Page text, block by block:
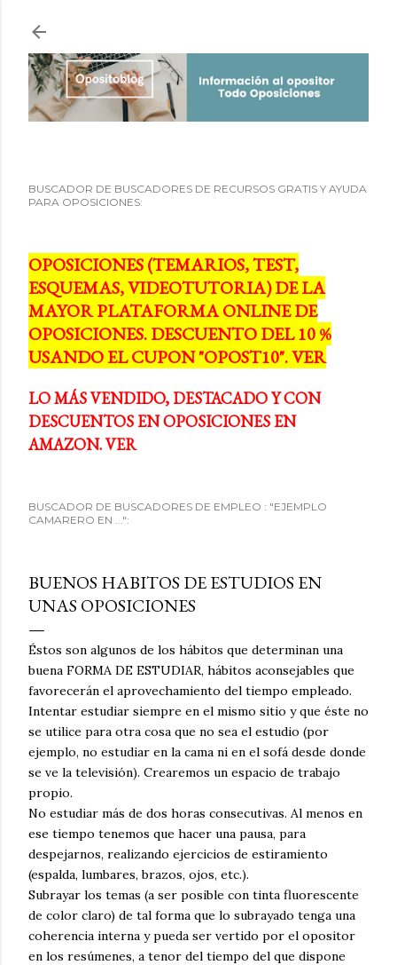
BUSCADOR DE BUSCADORES DE RECURSOS GRATIS Y AYUDA
PARA OPOSICIONES:
OPOSICIONES (TEMARIOS, TEST,
ESQUEMAS, VIDEOTUTORIA) DE LA
MAYOR PLATAFORMA ONLINE DE
OPOSICIONES. DESCUENTO DEL 10 %
USANDO EL CUPON "OPOST10". VER
LO MÁS VENDIDO, DESTACADO Y CON
DESCUENTOS EN OPOSICIONES EN
AMAZON. VER
BUSCADOR DE BUSCADORES DE EMPLEO : "EJEMPLO
CAMARERO EN ...":
BUENOS HABITOS DE ESTUDIOS EN
UNAS OPOSICIONES
Éstos son algunos de los hábitos que determinan una
buena FORMA DE ESTUDIAR, hábitos aconsejables que
favorecerán el aprovechamiento del tiempo empleado.
Intentar estudiar siempre en el mismo sitio y que éste no
se utilice para otra cosa que no sea el estudio (por
ejemplo, no estudiar en la cama ni en el sofá desde donde
se ve la televisión). Crearemos un espacio de trabajo
propio.
No estudiar más de dos horas consecutivas. Al menos en
ese tiempo tenemos que hacer una pausa, para
despejarnos, realizando ejercicios de estiramiento
(espalda, lumbares, brazos, ojos, etc.).
Subrayar los temas (a ser posible con tinta fluorescente
de color claro) de tal forma que lo subrayado tenga una
coherencia interna y pueda ser vertido por el opositor
en los resúmenes, a tenor del tiempo del que dispone